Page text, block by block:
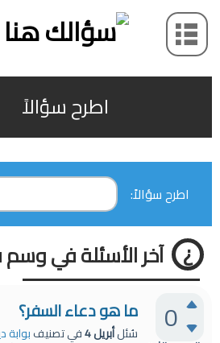
اطرح سؤالاً
اطرح سؤالاً:
آخر الأسئلة في
0 ما هو دعاء السفر؟
سُئلأبريل 4 في تصنيفبوابة